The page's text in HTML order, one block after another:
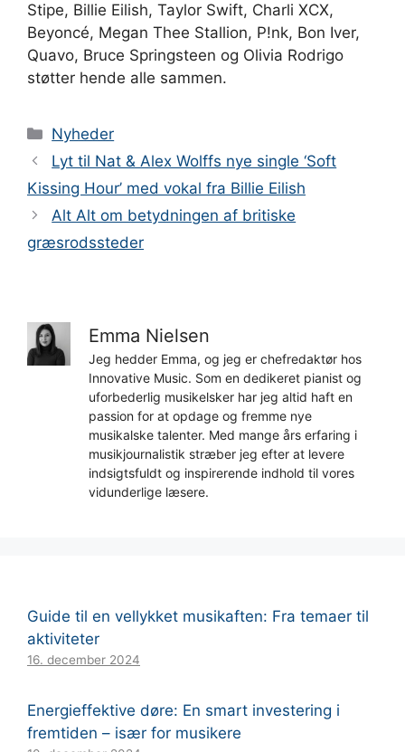
Stipe, Billie Eilish, Taylor Swift, Charli XCX,
Beyoncé, Megan Thee Stallion, P!nk, Bon Iver,
Quavo, Bruce Springsteen og Olivia Rodrigo
støtter hende alle sammen.
Kategorier
Nyheder
Lyt til Nat & Alex Wolffs nye single ‘Soft
Kissing Hour’ med vokal fra Billie Eilish
Alt Alt om betydningen af ​​britiske
græsrodssteder
Emma Nielsen
Jeg hedder Emma, og jeg er chefredaktør hos
Innovative Music. Som en dedikeret pianist og
uforbederlig musikelsker har jeg altid haft en
passion for at opdage og fremme nye
musikalske talenter. Med mange års erfaring i
musikjournalistik stræber jeg efter at levere
indsigtsfuldt og inspirerende indhold til vores
vidunderlige læsere.
Guide til en vellykket musikaften: Fra temaer til
aktiviteter
16. december 2024
Energieffektive døre: En smart investering i
fremtiden – især for musikere